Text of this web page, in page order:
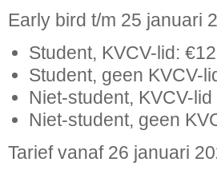
Early bird t/m 25 januari
Student, KVCV-lid: €12
Student, geen KVCV-
Niet-student, KVCV-lid
Niet-student, geen
Tarief vanaf 26 januari